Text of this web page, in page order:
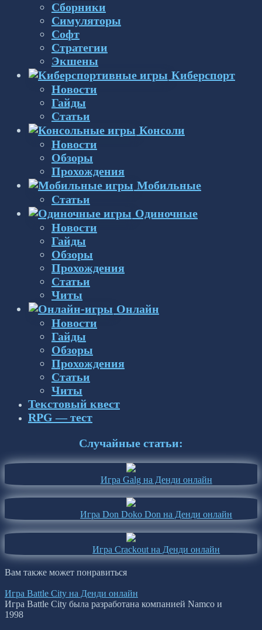
Сборники
Симуляторы
Софт
Стратегии
Экшены
Киберспорт
Новости
Гайды
Статьи
Консоли
Новости
Обзоры
Прохождения
Мобильные
Статьи
Одиночные
Новости
Гайды
Обзоры
Прохождения
Статьи
Читы
Онлайн
Новости
Гайды
Обзоры
Прохождения
Статьи
Читы
Текстовый квест
RPG — тест
Случайные статьи:
Игра Galg на Денди онлайн
Игра Don Doko Don на Денди онлайн
Игра Crackout на Денди онлайн
Вам также может понравиться
Игра Battle City на Денди онлайн
Игра Battle City была разработана компанией Namco и
1998